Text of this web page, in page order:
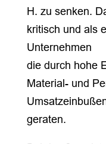
H. zu senken.
kritisch und als
Unternehmen
die durch hohe
Material- und
geraten.